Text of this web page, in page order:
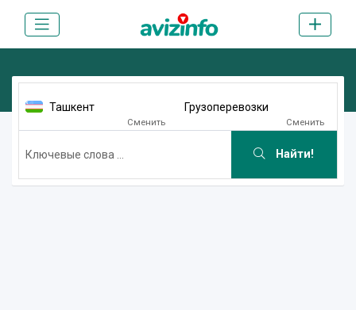
Ташкент
Сменить
Грузоперевозки
Сменить
Найти!